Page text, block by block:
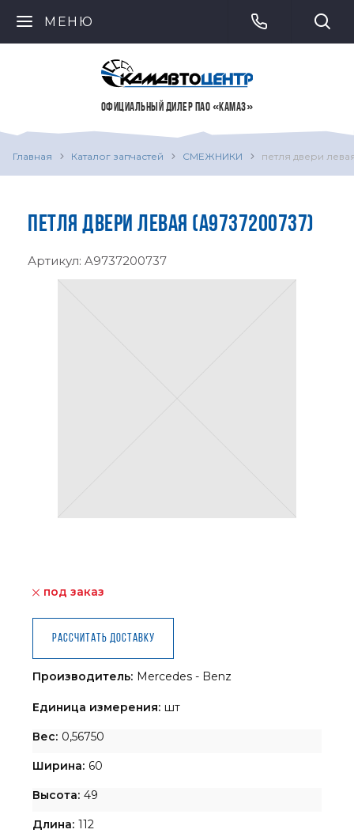
МЕНЮ
ОФИЦИАЛЬНЫЙ ДИЛЕР ПАО «КАМАЗ»
Главная Каталог запчастей СМЕЖНИКИ петля двери
ПЕТЛЯ ДВЕРИ ЛЕВАЯ (A9737200737)
Артикул: A9737200737
под заказ
Рассчитать доставку
Производитель: Mercedes - Benz
Единица измерения: шт
Вес: 0,56750
Ширина: 60
Высота: 49
Длина: 112